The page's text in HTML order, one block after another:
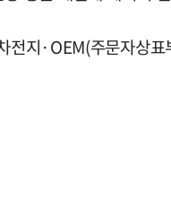
지·OEM(주문자상